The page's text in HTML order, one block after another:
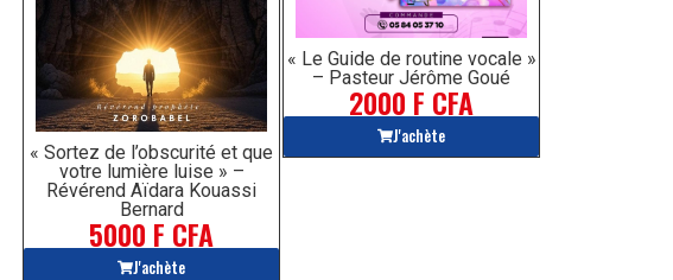
« Sortez de l’obscurité et que
votre lumière luise » –
Révérend Aïdara Kouassi
Bernard
5000 F CFA
J'achète
« Le Guide de routine vocale »
– Pasteur Jérôme Goué
2000 F CFA
J'achète